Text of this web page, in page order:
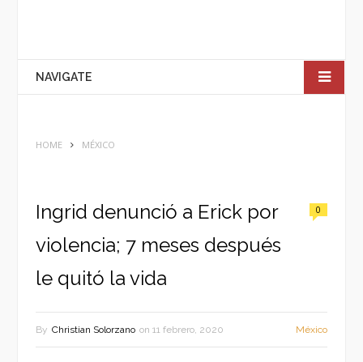
NAVIGATE
HOME MÉXICO
Ingrid denunció a Erick por
violencia; 7 meses después
le quitó la vida
0
By Christian Solorzano on 11 febrero, 2020 México